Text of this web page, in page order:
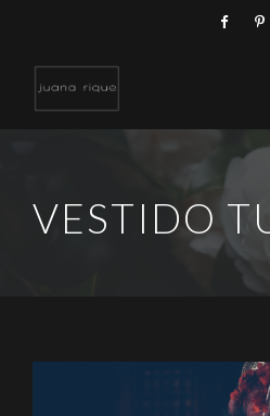
VESTIDO